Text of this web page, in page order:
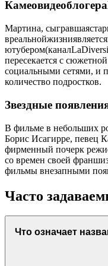
Мартина,
пересекается с
социальными сетями, и
количество подростков.
Звездные
В фильме в небольших
Борис Исагирре, певец
фирменный почерк
со времен своей
фильмы внезапными
Часто
Что означает